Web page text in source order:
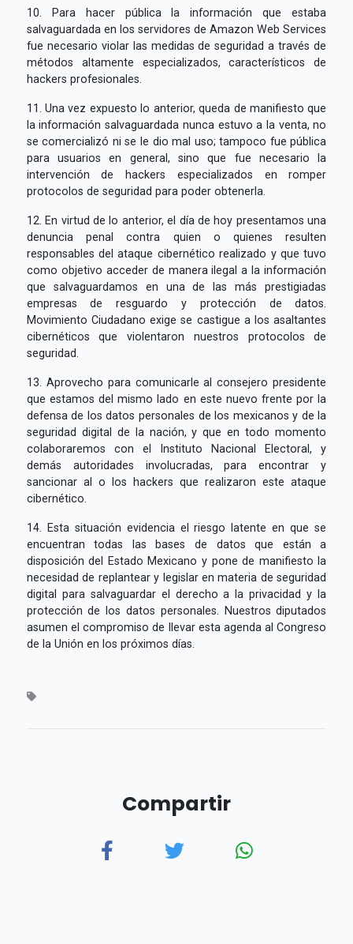
10. Para hacer pública la información que estaba
salvaguardada en los servidores de Amazon Web Services
fue necesario violar las medidas de seguridad a través de
métodos altamente especializados, característicos de
hackers profesionales.
11. Una vez expuesto lo anterior, queda de manifiesto que
la información salvaguardada nunca estuvo a la venta, no
se comercializó ni se le dio mal uso; tampoco fue pública
para usuarios en general, sino que fue necesario la
intervención de hackers especializados en romper
protocolos de seguridad para poder obtenerla.
12. En virtud de lo anterior, el día de hoy presentamos una
denuncia penal contra quien o quienes resulten
responsables del ataque cibernético realizado y que tuvo
como objetivo acceder de manera ilegal a la información
que salvaguardamos en una de las más prestigiadas
empresas de resguardo y protección de datos.
Movimiento Ciudadano exige se castigue a los asaltantes
cibernéticos que violentaron nuestros protocolos de
seguridad.
13. Aprovecho para comunicarle al consejero presidente
que estamos del mismo lado en este nuevo frente por la
defensa de los datos personales de los mexicanos y de la
seguridad digital de la nación, y que en todo momento
colaboraremos con el Instituto Nacional Electoral, y
demás autoridades involucradas, para encontrar y
sancionar al o los hackers que realizaron este ataque
cibernético.
14. Esta situación evidencia el riesgo latente en que se
encuentran todas las bases de datos que están a
disposición del Estado Mexicano y pone de manifiesto la
necesidad de replantear y legislar en materia de seguridad
digital para salvaguardar el derecho a la privacidad y la
protección de los datos personales. Nuestros diputados
asumen el compromiso de llevar esta agenda al Congreso
de la Unión en los próximos días.
Compartir